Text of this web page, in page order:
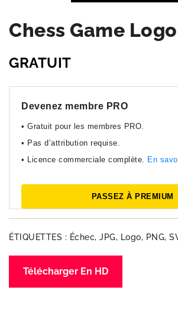
Chess Game Logo
GRATUIT
Devenez membre PRO
• Gratuit pour les membres PRO.
• Pas d’attribution requise.
• Licence commerciale complète. En
PASSEZ À PREMIUM
ÉTIQUETTES : Échec, JPG, Logo, PNG,
Télécharger En HD